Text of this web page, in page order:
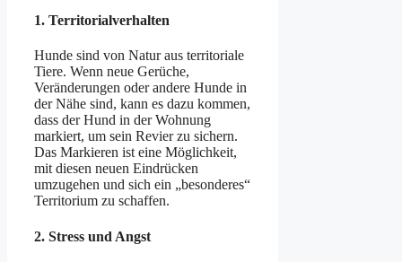
1. Territorialverhalten
Hunde sind von Natur aus territoriale
Tiere. Wenn neue Gerüche,
Veränderungen oder andere Hunde in
der Nähe sind, kann es dazu kommen,
dass der Hund in der Wohnung
markiert, um sein Revier zu sichern.
Das Markieren ist eine Möglichkeit,
mit diesen neuen Eindrücken
umzugehen und sich ein „besonderes“
Territorium zu schaffen.
2. Stress und Angst